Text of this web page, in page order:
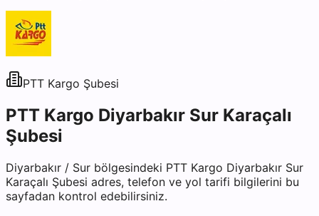
PTT Kargo Şubesi
PTT Kargo Diyarbakır Sur Karaçalı
Şubesi
Diyarbakır / Sur bölgesindeki PTT Kargo Diyarbakır Sur
Karaçalı Şubesi adres, telefon ve yol tarifi bilgilerini bu
sayfadan kontrol edebilirsiniz.